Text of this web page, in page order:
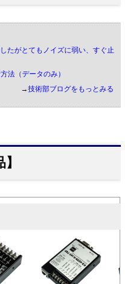
たがとてもノイズに弱い、すぐ止
法（データのみ）
→技術部ブログをもっとみる